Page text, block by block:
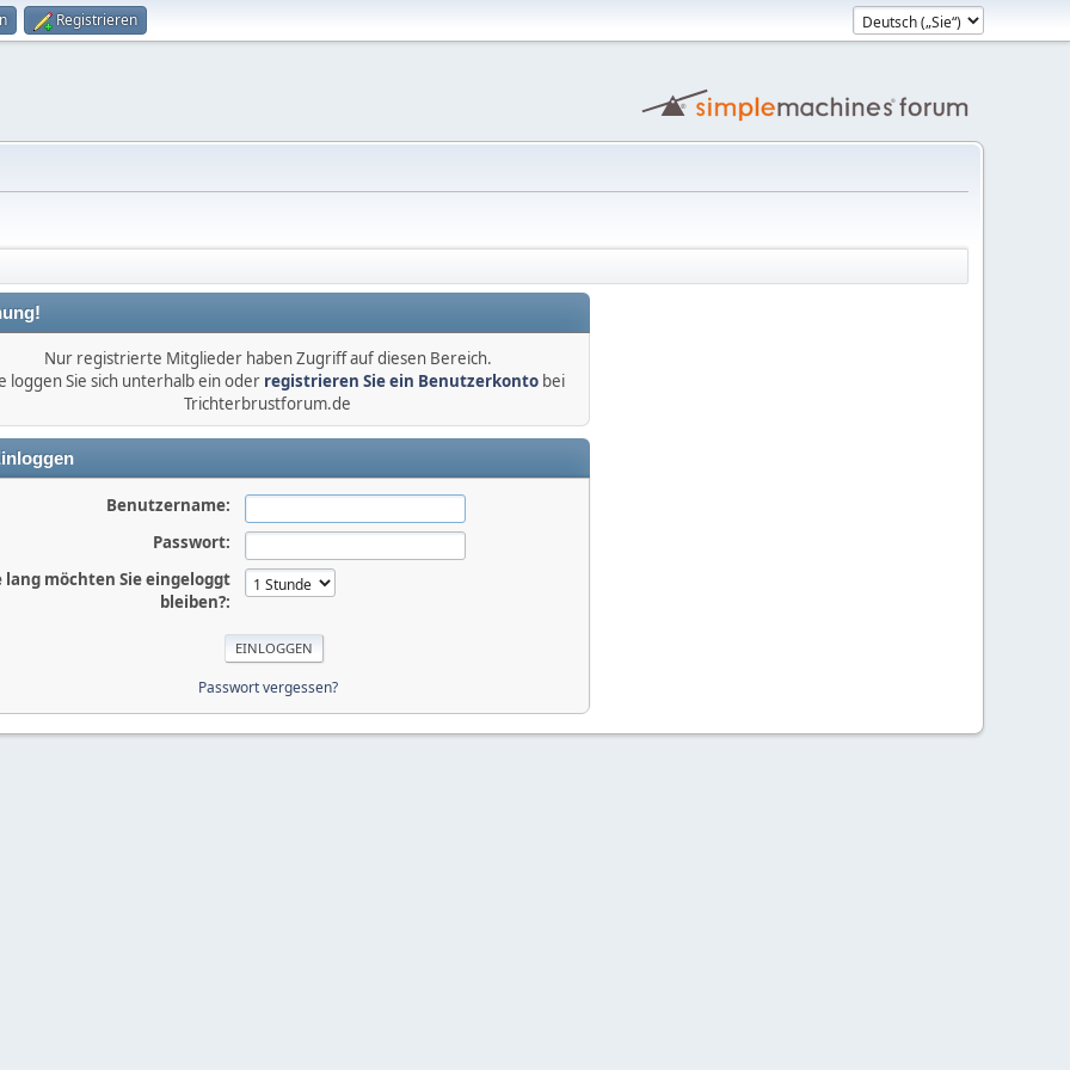
Registrieren
Nur registrierte Mitglieder haben Zugriff auf diesen Bereich.
loggen Sie sich unterhalb ein oder registrieren Sie ein Benutzerkontobei
Trichterbrustforum.de
Benutzername:
Passwort:
lang möchten Sie eingeloggt
bleiben?:
Passwort vergessen?